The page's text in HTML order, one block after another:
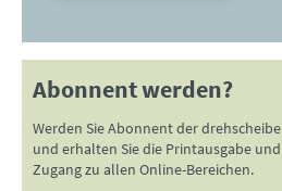
Abonnent werden?
Werden Sie Abonnent der drehscheibe
und erhalten Sie die Printausgabe und
Zugang zu allen Online-Bereichen.